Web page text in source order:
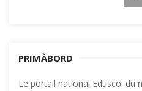
PRIMÀBORD
Le portail national Eduscol du